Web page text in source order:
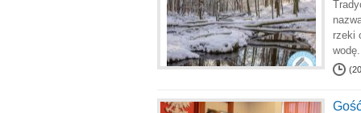
rzeki
wodę.